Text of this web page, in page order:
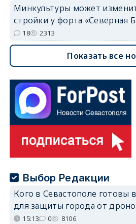
Минкультуры может
стройки у форта «Северная
18 2313
Показать все
Выбор Редакции
Кого в Севастополе готовы
для защиты города от
15:13 0 8106